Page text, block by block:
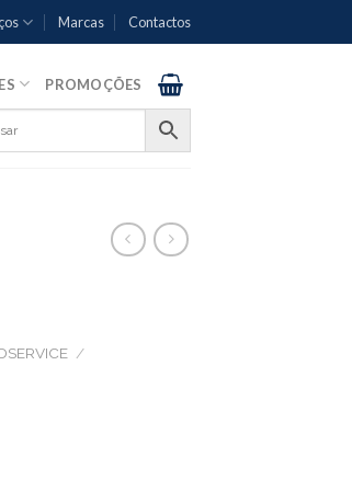
Marcas Contactos
PROMOÇÕES
/